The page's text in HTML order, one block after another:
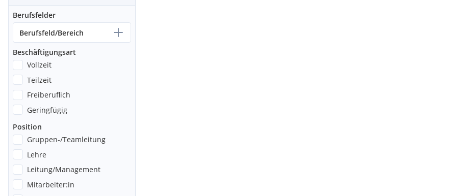
Berufsfelder
Berufsfeld/Bereich
Beschäftigungsart
Vollzeit
Teilzeit
Freiberuflich
Geringfügig
Position
Gruppen-/Teamleitung
Lehre
Leitung/Management
Mitarbeiter:in